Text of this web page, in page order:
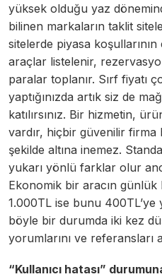
yüksek olduğu yaz
bilinen markaların taklit
sitelerde piyasa
araçlar listelenir,
paralar toplanır. Sırf fiyatı
yaptığınızda artık siz de
katılırsınız. Bir hizmetin,
vardır, hiçbir güvenilir
şekilde altına inemez.
yukarı yönlü farklar olur
Ekonomik bir aracın günlük
1.000TL ise bunu
böyle bir durumda iki kez
yorumlarını ve referansları
“Kullanıcı hatası”